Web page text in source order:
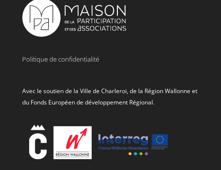
Politique de confidentialité
Avec le soutien de la Ville de Charleroi, de la Région Wallonne et
du Fonds Européen de développement Régional.